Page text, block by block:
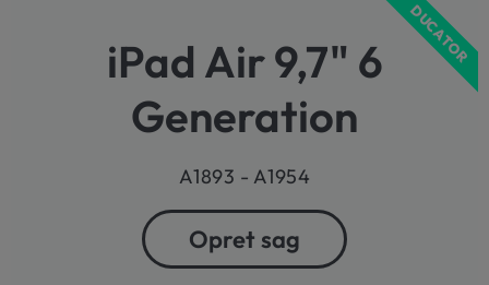
iPad Air 9,7" 6
Generation​
A1893 - A1954
Opret sag
DUCATOR